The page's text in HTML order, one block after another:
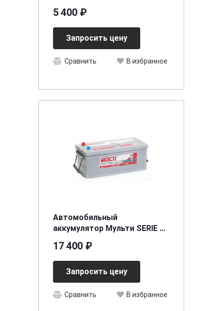
5 400 ₽
Запросить цену
Сравнить В избранное
Автомобильный
аккумулятор Мульти SERIE 2
17 400 ₽
Запросить цену
Сравнить В избранное